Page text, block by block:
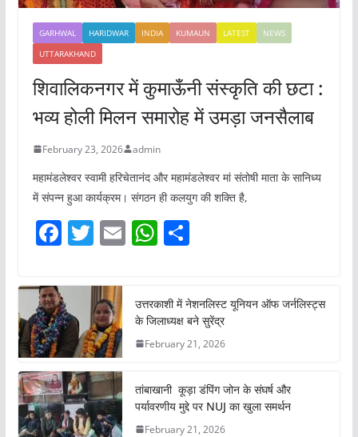
GARHWAL HARIDWAR INDIA KUMAUN LATEST
NEWS
UTTARAKHAND
शिवालिकनगर में कुमाऊँनी संस्कृति की छटा :
भव्य होली मिलन समारोह में उमड़ा जनसैलाब
February 23, 2026 admin
महामंडलेश्वर स्वामी हरिचेतानंद और महामंडलेश्वर मां संतोषी माता के सानिध्य
में संपन्न हुआ कार्यक्रम। संगठन ही कलयुग की शक्ति है,
F
c
e
b
o
o
k
T
itt
er
E W
s
A
p
S
e
उत्तरकाशी में नेशनलिस्ट यूनियन ऑफ जर्नलिस्ट्स
के जिलाध्यक्ष बने सुरेंद्र
February 21, 2026
तांबाखानी कूड़ा डंपिंग जोन के संघर्ष और
पर्यावरणीय मुद्दे पर NUJ का खुला समर्थन
February 21, 2026